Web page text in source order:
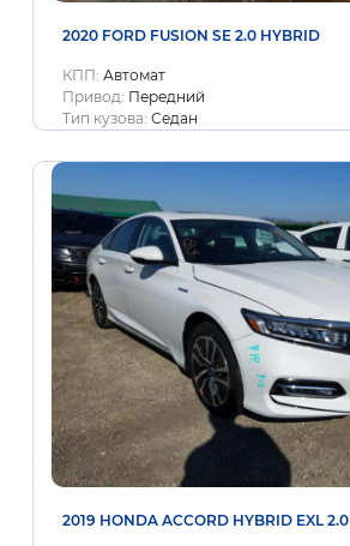
2020 FORD FUSION SE 2.0 HYBRID
КПП: Автомат
Привод: Передний
Тип кузова: Седан
2019 HONDA ACCORD HYBRID EXL 2.0